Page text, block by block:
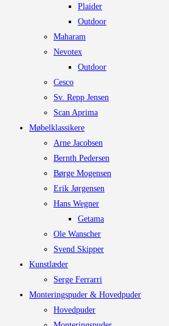
Plaider
Outdoor
Maharam
Nevotex
Outdoor
Cesco
Sv. Repp Jensen
Scan Aprima
Møbelklassikere
Arne Jacobsen
Bernth Pedersen
Børge Mogensen
Erik Jørgensen
Hans Wegner
Getama
Ole Wanscher
Svend Skipper
Kunstlæder
Serge Ferrarri
Monteringspuder & Hovedpuder
Hovedpuder